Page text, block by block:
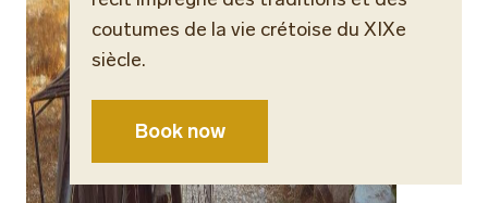
coutumes de la vie crétoise du XIXe
siècle.
Book now